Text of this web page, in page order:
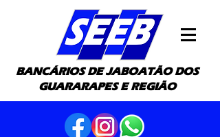
BANCÁRIOS DE JABOATÃO DOS
GUARARAPES E REGIÃO